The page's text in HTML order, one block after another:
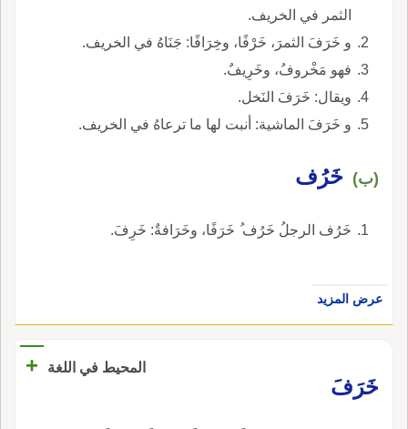
الثمر في الخريف.
و خَرَفَ الثمرَ، خَرْفًا، وخِرَافًا: جَنَاهُ في الخريف.
فهو مَخْروفُ، وخَرِيفٌ.
ويقال: خَرَفَ النَخل.
و خَرَفَ الماشية: أنبت لها ما ترعاهُ في الخريف.
(ب) خَرُف
خَرُف الرجلُ خَرُف ُ خَرَفًا، وخَرَافةٌ: خَرِفَ.
عرض المزيد
المحيط في اللغة
+
خَرَفَ